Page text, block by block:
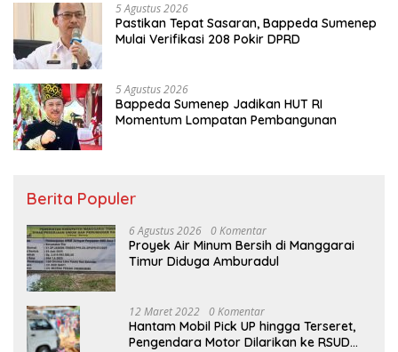
5 Agustus 2026
Pastikan Tepat Sasaran, Bappeda Sumenep
Mulai Verifikasi 208 Pokir DPRD
5 Agustus 2026
Bappeda Sumenep Jadikan HUT RI
Momentum Lompatan Pembangunan
Berita Populer
6 Agustus 2026 0 Komentar
Proyek Air Minum Bersih di Manggarai
Timur Diduga Amburadul
12 Maret 2022 0 Komentar
Hantam Mobil Pick UP hingga Terseret,
Pengendara Motor Dilarikan ke RSUD